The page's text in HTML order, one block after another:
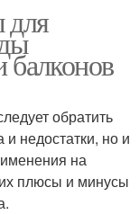
для
балконов
обратить
недостатки, но и
на
плюсы и минусы